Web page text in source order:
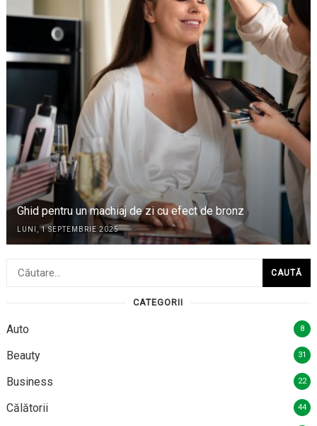
Ghid pentru un machiaj de zi cu efect de bronz
LUNI, 1 SEPTEMBRIE 2025
după:
CATEGORII
Auto 8
Beauty 31
Business 22
Călătorii 44